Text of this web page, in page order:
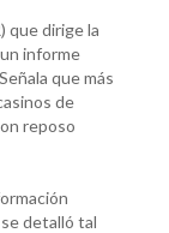
que dirige la
informe
que más
de
reposo
detalló tal